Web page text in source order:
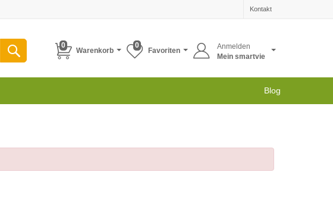
Kontakt
Warenkorb
0 0
Favoriten
Anmelden
Mein smartvie
Blog